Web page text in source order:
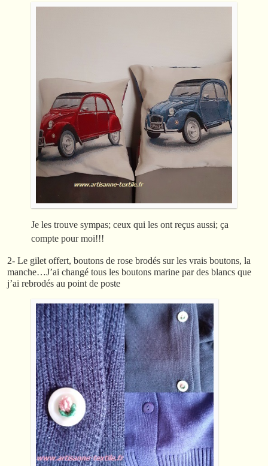
Je les trouve sympas; ceux qui les ont reçus aussi; ça
compte pour moi!!!
2- Le gilet offert, boutons de rose brodés sur les vrais boutons, la
manche…J’ai changé tous les boutons marine par des blancs que
j’ai rebrodés au point de poste